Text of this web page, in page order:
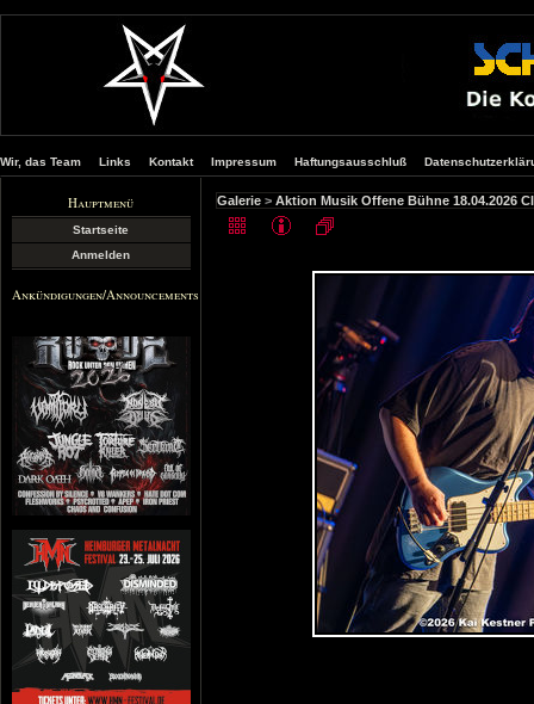
Wir, das Team Links Kontakt Impressum Haftungsausschluß
Hauptmenü
Startseite
Anmelden
Ankündigungen/Announcements
Galerie > Aktion Musik Offene Bühne 18.04.2026